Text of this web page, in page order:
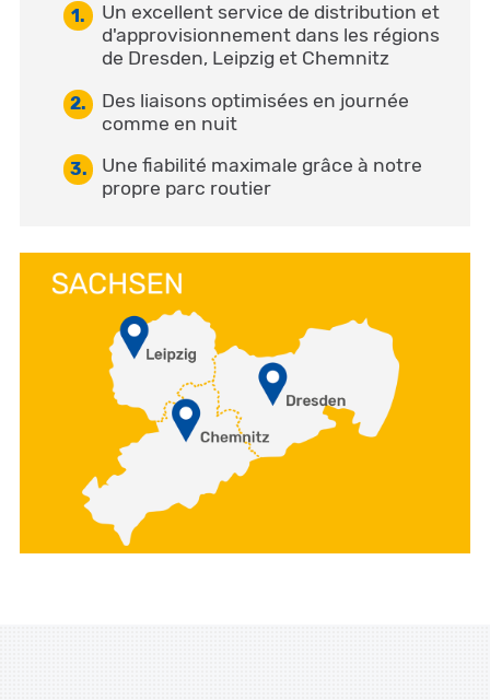
Un excellent service de distribution et
d'approvisionnement dans les régions
de Dresden, Leipzig et Chemnitz
Des liaisons optimisées en journée
comme en nuit
Une fiabilité maximale grâce à notre
propre parc routier